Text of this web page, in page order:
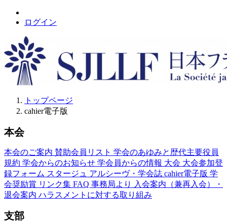
ログイン
トップページ
cahier電子版
本会
本会のご案内 賛助会員リスト 学会のあゆみと歴代主要役員
規約 学会からのお知らせ 学会員からの情報 大会 大会参加登
録フォーム スタージュ アルシーヴ・学会誌 cahier電子版 学
会奨励賞 リンク集 FAQ 事務局より
入会案内（兼再入会）・
退会案内 ハラスメントに対する取り組み
支部